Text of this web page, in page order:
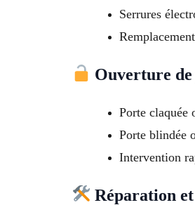
Serrures
Ouverture
Porte claquée
Porte blindée
Intervention
Réparation